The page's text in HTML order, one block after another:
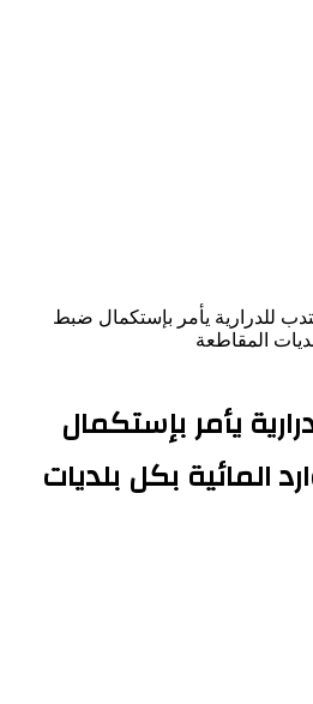
للدرارية يأمر بإستكمال ضبط
المقاطعة
يأمر بإستكمال
المائية بكل بلديات